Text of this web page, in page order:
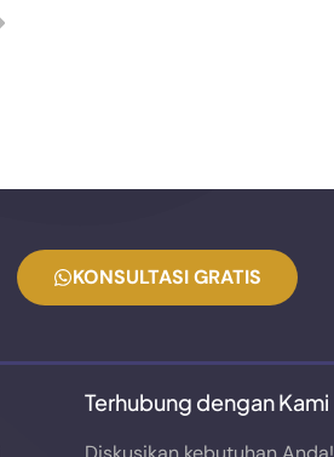
KONSULTASI GRATIS
Terhubung dengan Kami